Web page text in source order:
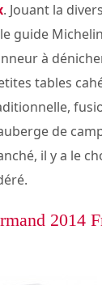
. Jouant la
guide
à
tables
de
il y a le
2014